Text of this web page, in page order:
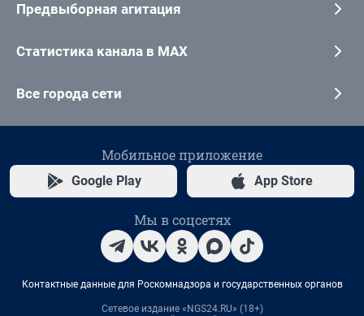
Предвыборная агитация
Статистика канала в MAX
Все города сети
Мобильное приложение
Google Play App Store
Мы в соцсетях
Контактные данные для Роскомнадзора и государственных органов
Сетевое издание «NGS24.RU» (18+)